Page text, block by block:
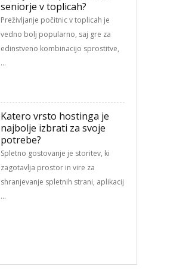
seniorje v toplicah?
Preživljanje počitnic v toplicah je
vedno bolj popularno, saj gre za
edinstveno kombinacijo sprostitve,
…
Katero vrsto hostinga je
najbolje izbrati za svoje
potrebe?
Spletno gostovanje je storitev, ki
zagotavlja prostor in vire za
shranjevanje spletnih strani, aplikacij
…